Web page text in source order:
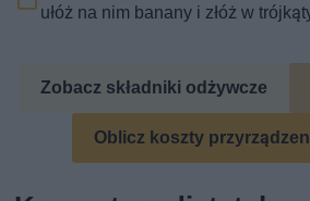
ułóż na nim banany i złóż w
Zobacz składniki odżywcze
Oblicz koszty